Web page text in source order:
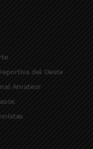
del Oeste
Amateur